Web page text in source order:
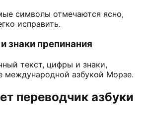
символы отмечаются ясно,
исправить.
знаки препинания
текст, цифры и знаки,
международной азбукой Морзе.
переводчик азбуки